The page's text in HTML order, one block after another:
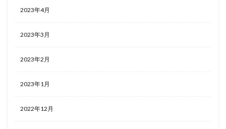
2023年4月
2023年3月
2023年2月
2023年1月
2022年12月